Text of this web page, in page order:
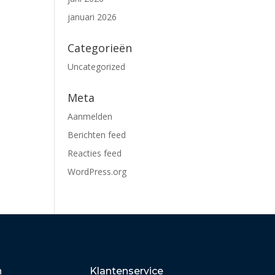
januari 2026
Categorieën
Uncategorized
Meta
Aanmelden
Berichten feed
Reacties feed
WordPress.org
Klantenservice